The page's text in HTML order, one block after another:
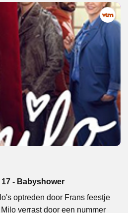
- Babyshower
optreden door Frans feestje
verrast door een nummer